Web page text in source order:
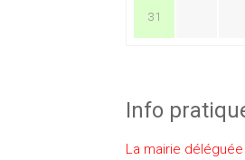
31
Info
La mairie